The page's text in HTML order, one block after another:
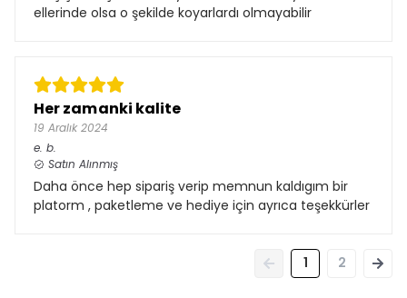
ellerinde olsa o şekilde koyarlardı olmayabilir
Her zamanki kalite
19 Aralık 2024
e. b.
Satın Alınmış
Daha önce hep sipariş verip memnun kaldıgım bir
platorm , paketleme ve hediye için ayrıca teşekkürler
1 2